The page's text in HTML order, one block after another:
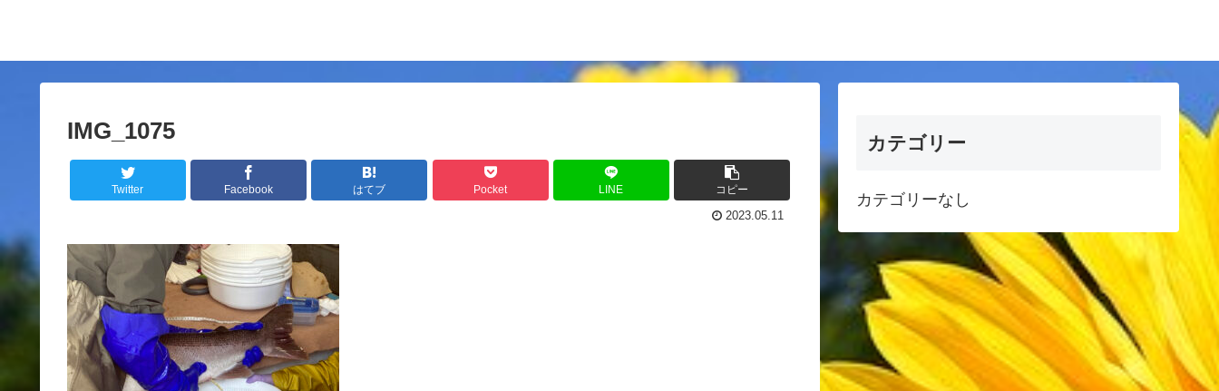
IMG_1075
Twitter Facebook はてブ Pocket LINE コピー
2023.05.11
カテゴリー
カテゴリーなし